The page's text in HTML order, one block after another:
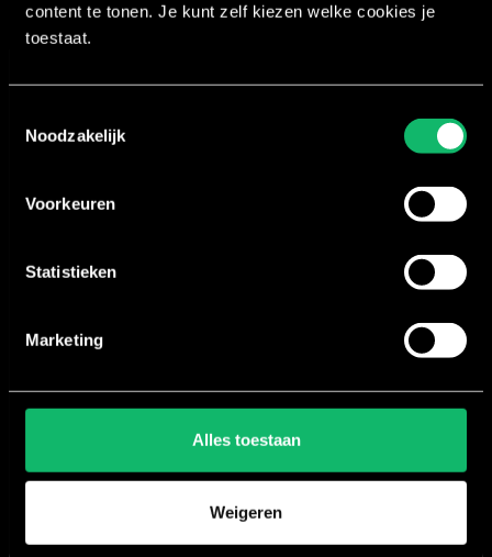
content te tonen. Je kunt zelf kiezen welke cookies je
toestaat.
Noodzakelijk
Voorkeuren
Statistieken
Marketing
Alles toestaan
Weigeren
inclusief bijbehorend
E-mailadres
Telefoonnummer
Aanvraag versturen